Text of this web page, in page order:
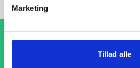
Marketing
Tillad alle